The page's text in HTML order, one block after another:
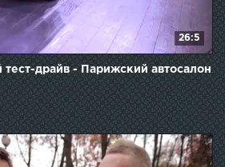
26:5
драйв - Парижский автосалон